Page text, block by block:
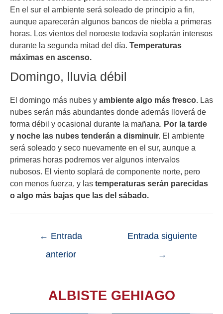
En el sur el ambiente será soleado de principio a fin,
aunque aparecerán algunos bancos de niebla a primeras
horas. Los vientos del noroeste todavía soplarán intensos
durante la segunda mitad del día. Temperaturas
máximas en ascenso.
Domingo, lluvia débil
El domingo más nubes y ambiente algo más fresco. Las
nubes serán más abundantes donde además lloverá de
forma débil y ocasional durante la mañana. Por la tarde
y noche las nubes tenderán a disminuir. El ambiente
será soleado y seco nuevamente en el sur, aunque a
primeras horas podremos ver algunos intervalos
nubosos. El viento soplará de componente norte, pero
con menos fuerza, y las temperaturas serán parecidas
o algo más bajas que las del sábado.
← Entrada
anterior
Entrada siguiente
→
ALBISTE GEHIAGO